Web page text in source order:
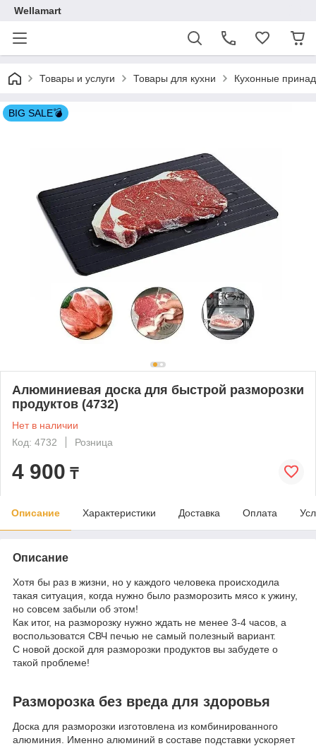
Wellamart
Товары и услуги Товары для кухни Кухонные
BIG SALE💣
Алюминиевая доска для быстрой разморозки
продуктов (4732)
Нет в наличии
Код: 4732
Розница
4 900 ₸
Описание Характеристики Доставка Оплата
Описание
Хотя бы раз в жизни, но у каждого человека происходила
такая ситуация, когда нужно было разморозить мясо к ужину,
но совсем забыли об этом!
Как итог, на разморозку нужно ждать не менее 3-4 часов, а
воспользоватся СВЧ печью не самый полезный вариант.
С новой доской для разморозки продуктов вы забудете о
такой проблеме!
Разморозка без вреда для здоровья
Доска для разморозки изготовлена из комбинированного
алюминия. Именно алюминий в составе подставки ускоряет